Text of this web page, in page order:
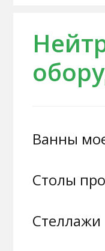
Ванны
Столы
Стеллажи